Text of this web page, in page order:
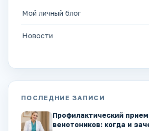
Мой личный блог
Новости
ПОСЛЕДНИЕ ЗАПИСИ
Профилактический прием
венотоников: когда и